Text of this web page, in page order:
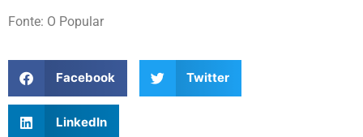
Fonte: O Popular
Facebook Twitter
LinkedIn